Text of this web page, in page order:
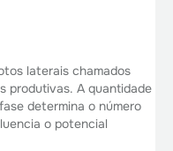
laterais chamados
produtivas. A quantidade
determina o número
o potencial